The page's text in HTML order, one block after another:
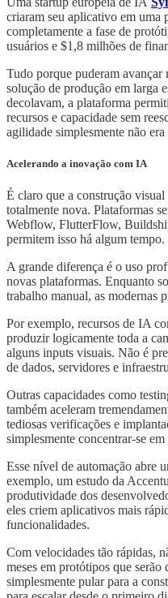
criaram seu aplicativo em uma
completamente a fase de
usuários e $1,8 milhões de
Tudo porque puderam avançar
solução de produção em larga
decolavam, a plataforma
recursos e capacidade sem
agilidade simplesmente não
Acelerando a inovação com IA
É claro que a construção
totalmente nova. Plataformas
Webflow, FlutterFlow,
permitem isso há algum tempo.
A grande diferença é o uso
novas plataformas. Enquanto
trabalho manual, as modernas
Por exemplo, recursos de IA
produzir logicamente toda a
alguns inputs visuais. Não é
de dados, servidores e
Outras capacidades como
também aceleram
tediosas verificações e
simplesmente concentrar-se em
Esse nível de automação abre
exemplo, um estudo da
produtividade dos
eles criem aplicativos mais
funcionalidades.
Com velocidades tão rápidas,
meses em protótipos que serão
simplesmente pular para a